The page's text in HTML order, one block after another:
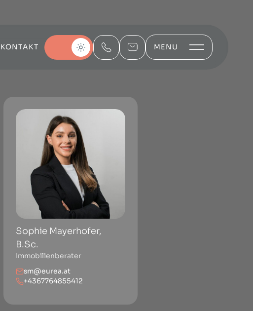
KONTAKT MENU
Sophie Mayerhofer,
B.Sc.
Immobilienberater
sm@eurea.at
+4367764855412